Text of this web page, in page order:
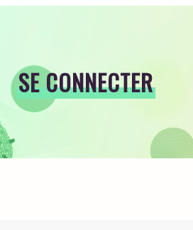
SE CONNECTER